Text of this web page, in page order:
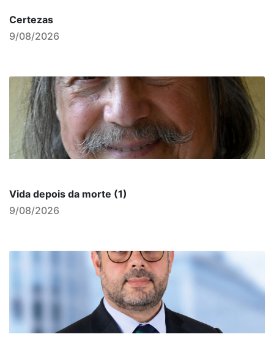
Certezas
9/08/2026
Vida depois da morte (1)
9/08/2026